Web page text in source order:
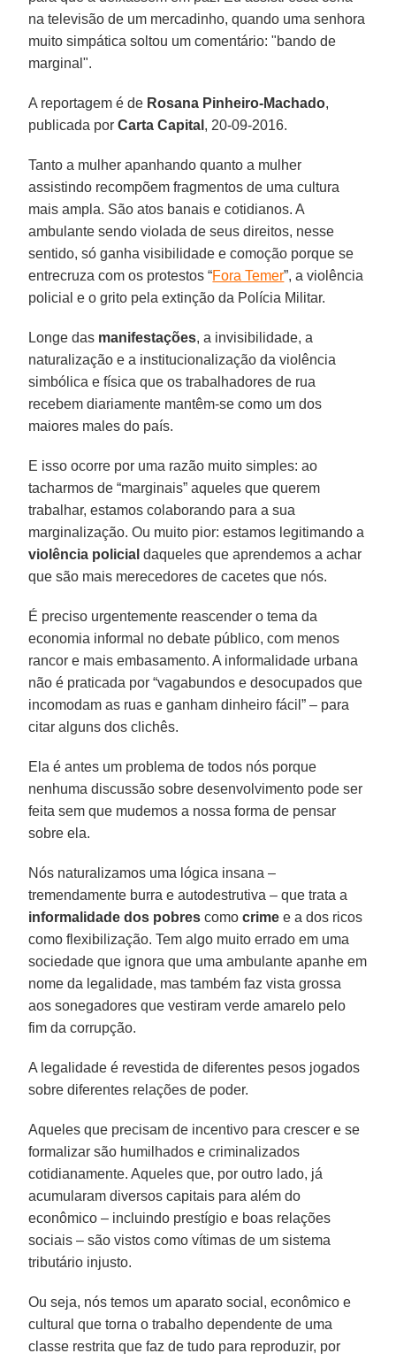
na televisão de um mercadinho, quando uma senhora
muito simpática soltou um comentário: "bando de
marginal".
A reportagem é de Rosana Pinheiro-Machado,
publicada porCarta Capital , 20-09-2016.
Tanto a mulher apanhando quanto a mulher
assistindo recompõem fragmentos de uma cultura
mais ampla. São atos banais e cotidianos. A
ambulante sendo violada de seus direitos, nesse
sentido, só ganha visibilidade e comoção porque se
entrecruza com os protestos “Fora Temer”, a violência
policial e o grito pela extinção da Polícia Militar.
Longe das manifestações, a invisibilidade, a
naturalização e a institucionalização da violência
simbólica e física que os trabalhadores de rua
recebem diariamente mantêm-se como um dos
maiores males do país.
E isso ocorre por uma razão muito simples: ao
tacharmos de “marginais” aqueles que querem
trabalhar, estamos colaborando para a sua
marginalização. Ou muito pior: estamos legitimando a
violência policial daqueles que aprendemos a achar
que são mais merecedores de cacetes que nós.
É preciso urgentemente reascender o tema da
economia informal no debate público, com menos
rancor e mais embasamento. A informalidade urbana
não é praticada por “vagabundos e desocupados que
incomodam as ruas e ganham dinheiro fácil” – para
citar alguns dos clichês.
Ela é antes um problema de todos nós porque
nenhuma discussão sobre desenvolvimento pode ser
feita sem que mudemos a nossa forma de pensar
sobre ela.
Nós naturalizamos uma lógica insana –
tremendamente burra e autodestrutiva – que trata a
informalidade dos pobres comocrime e a dos ricos
como flexibilização. Tem algo muito errado em uma
sociedade que ignora que uma ambulante apanhe em
nome da legalidade, mas também faz vista grossa
aos sonegadores que vestiram verde amarelo pelo
fim da corrupção.
A legalidade é revestida de diferentes pesos jogados
sobre diferentes relações de poder.
Aqueles que precisam de incentivo para crescer e se
formalizar são humilhados e criminalizados
cotidianamente. Aqueles que, por outro lado, já
acumularam diversos capitais para além do
econômico – incluindo prestígio e boas relações
sociais – são vistos como vítimas de um sistema
tributário injusto.
Ou seja, nós temos um aparato social, econômico e
cultural que torna o trabalho dependente de uma
classe restrita que faz de tudo para reproduzir, por